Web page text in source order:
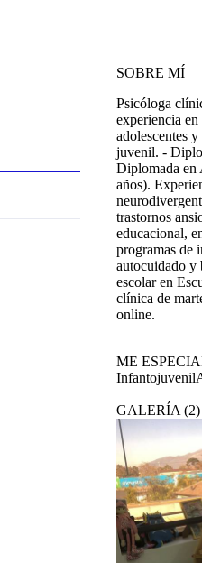
SOBRE MÍ
Psicóloga
experiencia
adolescentes
juvenil. -
Diplomada en
años).
trastornos
educacional,
programas de
autocuidado y
escolar en
clínica de
online.
ME
Infantojuvenil
GALERÍA (2)